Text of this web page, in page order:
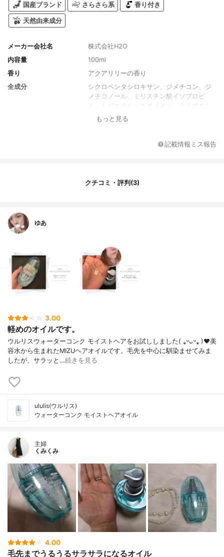
国産ブランド さらさら系 香り付き
天然由来成分
メーカー会社名
株式会社H2O
内容量
100ml
香り
アクアリリーの香り
全成分
シクロペンタシロキサン、ジメチコン、ジ
メチコノール、ミリスチン酸イソプロピ
ル、トリエチルヘキサノイン、カルボキシ
メチルヒアルロン酸Ｎａ、グルコシルセラ
水分解ハトムギ種子、ラベンダー花水、ア
トコフェリルリン酸Ｎａ、サトウカエデ樹
キシエタノール、香料
もっと見る
記載情報ミス報告
クチコミ・評判(3)
ゆあ
3.00
軽めのオイルです。
ウルリスウォーターコンク モイストヘアをお試ししました( ⁎ᵕᴗᵕ⁎ )❤︎美
容水から生まれたMIZUヘアオイルです。毛先を中心に馴染ませてみま
したが、サラッと…続きを見る
ululis(ウルリス)
ウォーターコンク モイストヘアオイル
主婦
くみくみ
4.00
毛先までうるうるサラサラになるオイル